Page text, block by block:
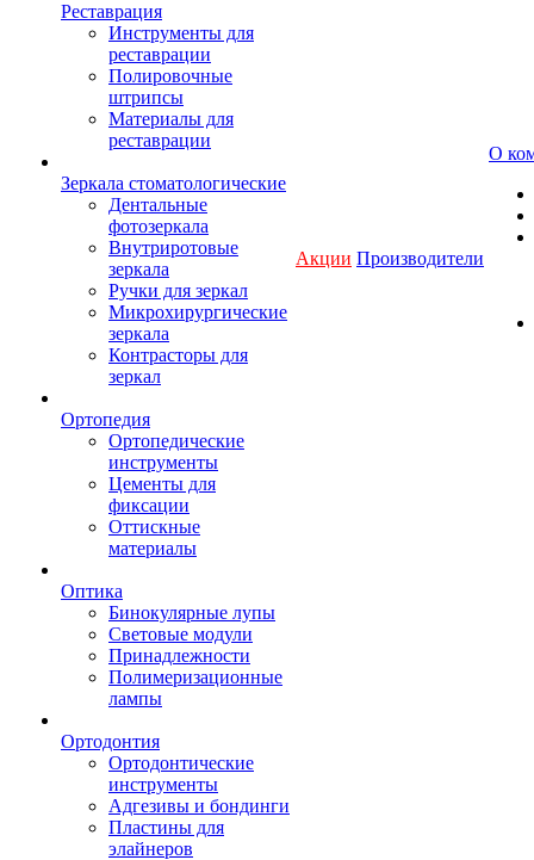
Реставрация
Инструменты для
реставрации
Полировочные
штрипсы
Материалы для
реставрации
Зеркала стоматологические
Дентальные
фотозеркала
Внутриротовые
зеркала
Ручки для зеркал
Микрохирургические
зеркала
Контрасторы для
зеркал
Ортопедия
Ортопедические
инструменты
Цементы для
фиксации
Оттискные
материалы
Оптика
Бинокулярные лупы
Световые модули
Принадлежности
Полимеризационные
лампы
Ортодонтия
Ортодонтические
инструменты
Адгезивы и бондинги
Пластины для
элайнеров
Акции Производители
О